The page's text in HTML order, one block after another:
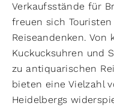
Verkaufsstände für
freuen sich
Reiseandenken. Von
Kuckucksuhren und
zu antiquarischen
bieten eine Vielzahl
Heidelbergs